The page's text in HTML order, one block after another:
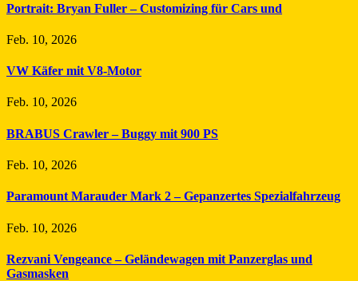
Portrait: Bryan Fuller – Customizing für Cars und
Feb. 10, 2026
VW Käfer mit V8-Motor
Feb. 10, 2026
BRABUS Crawler – Buggy mit 900 PS
Feb. 10, 2026
Paramount Marauder Mark 2 – Gepanzertes Spezialfahrzeug
Feb. 10, 2026
Rezvani Vengeance – Geländewagen mit Panzerglas und
Gasmasken